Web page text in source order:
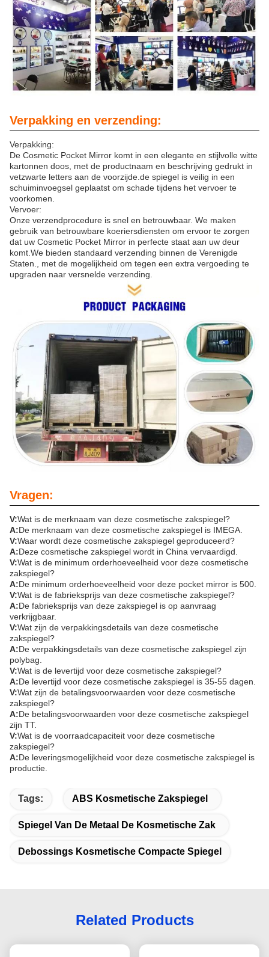
Verpakking en verzending:
Verpakking:
De Cosmetic Pocket Mirror komt in een elegante en stijlvolle witte
kartonnen doos, met de productnaam en beschrijving gedrukt in
vetzwarte letters aan de voorzijde.de spiegel is veilig in een
schuiminvoegsel geplaatst om schade tijdens het vervoer te
voorkomen.
Vervoer:
Onze verzendprocedure is snel en betrouwbaar. We maken
gebruik van betrouwbare koeriersdiensten om ervoor te zorgen
dat uw Cosmetic Pocket Mirror in perfecte staat aan uw deur
komt.We bieden standaard verzending binnen de Verenigde
Staten., met de mogelijkheid om tegen een extra vergoeding te
upgraden naar versnelde verzending.
Vragen:
V:Wat is de merknaam van deze cosmetische zakspiegel?
A:De merknaam van deze cosmetische zakspiegel is IMEGA.
V:Waar wordt deze cosmetische zakspiegel geproduceerd?
A:Deze cosmetische zakspiegel wordt in China vervaardigd.
V:Wat is de minimum orderhoeveelheid voor deze cosmetische
zakspiegel?
A:De minimum orderhoeveelheid voor deze pocket mirror is 500.
V:Wat is de fabrieksprijs van deze cosmetische zakspiegel?
A:De fabrieksprijs van deze zakspiegel is op aanvraag
verkrijgbaar.
V:Wat zijn de verpakkingsdetails van deze cosmetische
zakspiegel?
A:De verpakkingsdetails van deze cosmetische zakspiegel zijn
polybag.
V:Wat is de levertijd voor deze cosmetische zakspiegel?
A:De levertijd voor deze cosmetische zakspiegel is 35-55 dagen.
V:Wat zijn de betalingsvoorwaarden voor deze cosmetische
zakspiegel?
A:De betalingsvoorwaarden voor deze cosmetische zakspiegel
zijn TT.
V:Wat is de voorraadcapaciteit voor deze cosmetische
zakspiegel?
A:De leveringsmogelijkheid voor deze cosmetische zakspiegel is
productie.
Tags: ABS Kosmetische Zakspiegel
Spiegel Van De Metaal De Kosmetische Zak
Debossings Kosmetische Compacte Spiegel
Related Products